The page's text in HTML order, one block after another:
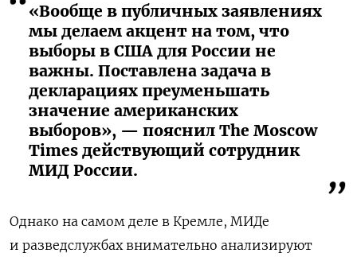
«Вообще в публичных заявлениях
мы делаем акцент на том, что
выборы в США для России не
важны. Поставлена задача в
декларациях преуменьшать
значение американских
выборов», — пояснил The Moscow
Times действующий сотрудник
МИД России.
Однако на самом деле в Кремле, МИДе
и разведслужбах внимательно анализируют